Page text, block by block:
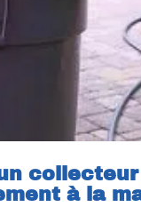
collecteur
à la